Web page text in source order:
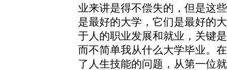
业来讲是得不偿失的，但是这
是最好的大学，它们是最好的
于人的职业发展和就业，关键
而不简单我从什么大学毕业。
了人生技能的问题，从第一位